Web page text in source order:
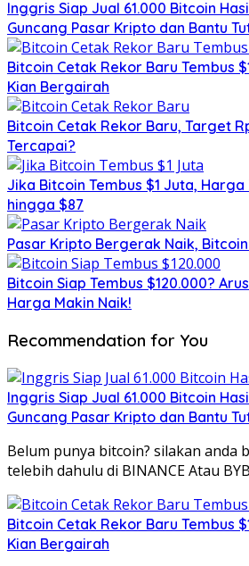
Inggris Siap Jual 61.000 Bitcoin
Guncang Pasar Kripto dan Bantu
Bitcoin Cetak Rekor Baru Tembus
Kian Bergairah
Bitcoin Cetak Rekor Baru, Target
Tercapai?
Jika Bitcoin Tembus $1 Juta, Harga
hingga $87
Pasar Kripto Bergerak Naik,
Bitcoin Siap Tembus $120.000?
Harga Makin Naik!
Recommendation for You
Inggris Siap Jual 61.000 Bitcoin
Guncang Pasar Kripto dan Bantu
Belum punya bitcoin? silakan anda
telebih dahulu di BINANCE Atau
Bitcoin Cetak Rekor Baru Tembus
Kian Bergairah